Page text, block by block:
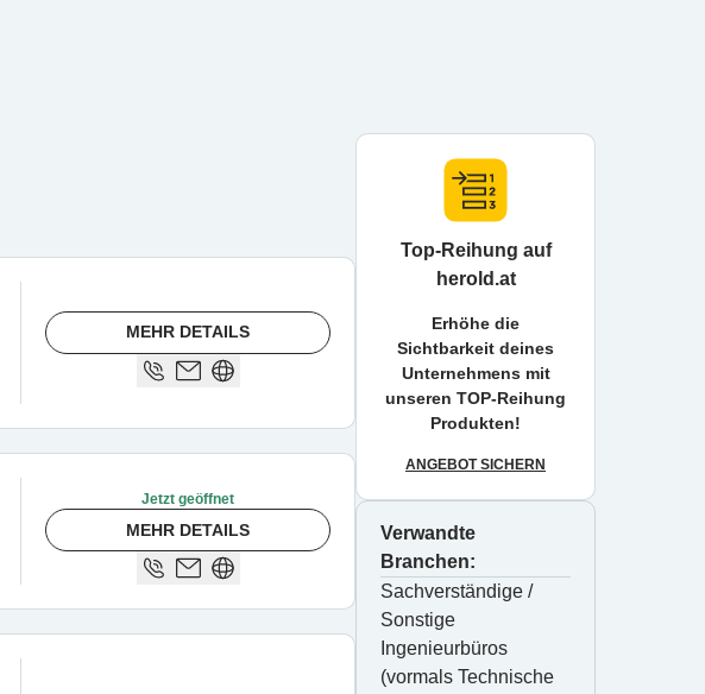
MEHR DETAILS
Jetzt geöffnet
MEHR DETAILS
Top-Reihung auf
herold.at
Erhöhe die
Sichtbarkeit deines
Unternehmens mit
unseren TOP-Reihung
Produkten!
ANGEBOT SICHERN
Verwandte
Branchen:
Sachverständige /
Sonstige
Ingenieurbüros
(vormals Technische